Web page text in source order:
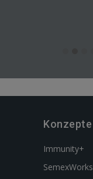
Konzepte
Immunity+
SemexWorks